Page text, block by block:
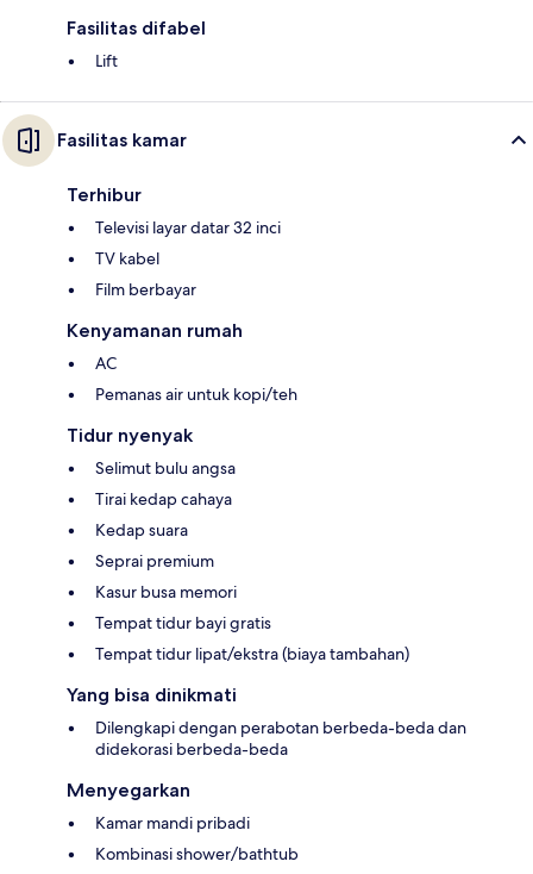
Fasilitas difabel
Lift
Fasilitas kamar
Terhibur
Televisi layar datar 32 inci
TV kabel
Film berbayar
Kenyamanan rumah
AC
Pemanas air untuk kopi/teh
Tidur nyenyak
Selimut bulu angsa
Tirai kedap cahaya
Kedap suara
Seprai premium
Kasur busa memori
Tempat tidur bayi gratis
Tempat tidur lipat/ekstra (biaya tambahan)
Yang bisa dinikmati
Dilengkapi dengan perabotan berbeda-beda dan
didekorasi berbeda-beda
Menyegarkan
Kamar mandi pribadi
Kombinasi shower/bathtub